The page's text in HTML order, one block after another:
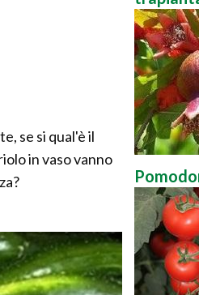
se si qual'è il
in vaso vanno